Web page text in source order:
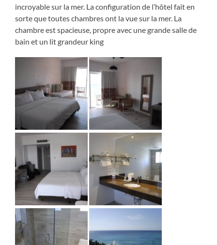
incroyable sur la mer. La configuration de l’hôtel fait en
sorte que toutes chambres ont la vue sur la mer. La
chambre est spacieuse, propre avec une grande salle de
bain et un lit grandeur king